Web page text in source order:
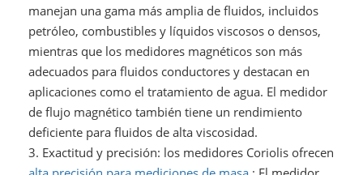
manejan una gama más amplia de fluidos, incluidos
petróleo, combustibles y líquidos viscosos o densos,
mientras que los medidores magnéticos son más
adecuados para fluidos conductores y destacan en
aplicaciones como el tratamiento de agua. El medidor
de flujo magnético también tiene un rendimiento
deficiente para fluidos de alta viscosidad.
3. Exactitud y precisión: los medidores Coriolis ofrecen